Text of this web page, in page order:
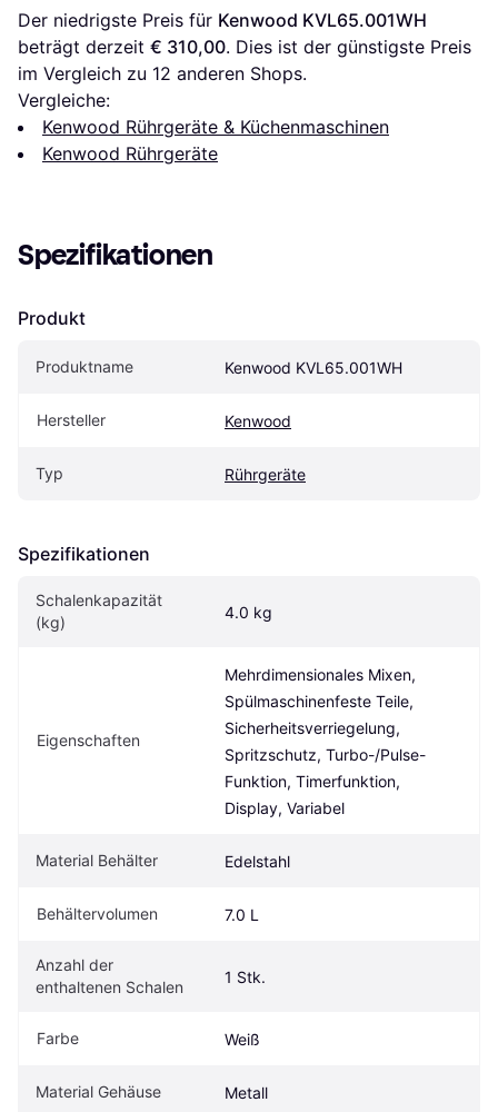
Der niedrigste Preis für Kenwood KVL65.001WH
beträgt derzeit € 310,00. Dies ist der günstigste Preis
im Vergleich zu 12 anderen Shops.
Vergleiche:
Kenwood Rührgeräte & Küchenmaschinen
Kenwood Rührgeräte
Spezifikationen
Produkt
Produktname Kenwood KVL65.001WH
Hersteller Kenwood
Typ Rührgeräte
Spezifikationen
Schalenkapazität
(kg)
4.0 kg
Eigenschaften
Mehrdimensionales Mixen,
Spülmaschinenfeste Teile,
Sicherheitsverriegelung,
Spritzschutz, Turbo-/Pulse-
Funktion, Timerfunktion,
Display, Variabel
Material Behälter Edelstahl
Behältervolumen 7.0 L
Anzahl der
enthaltenen Schalen
1 Stk.
Farbe Weiß
Material Gehäuse Metall